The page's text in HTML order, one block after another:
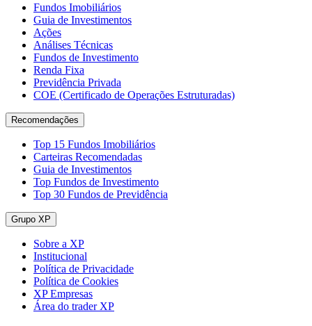
Fundos Imobiliários
Guia de Investimentos
Ações
Análises Técnicas
Fundos de Investimento
Renda Fixa
Previdência Privada
COE (Certificado de Operações Estruturadas)
Recomendações
Top 15 Fundos Imobiliários
Carteiras Recomendadas
Guia de Investimentos
Top Fundos de Investimento
Top 30 Fundos de Previdência
Grupo XP
Sobre a XP
Institucional
Política de Privacidade
Política de Cookies
XP Empresas
Área do trader XP